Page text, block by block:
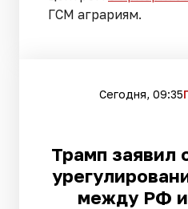
ГСМ аграриям.
Сегодня, 09:35
Трамп заявил
между РФ